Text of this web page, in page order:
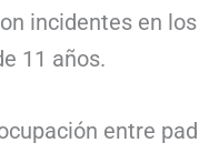
incidentes en
11 años.
entre